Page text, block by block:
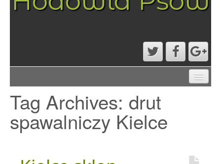
PRZYKŁADOWA STRONA
STRONA GŁÓWNA
Tag Archives: drut
spawalniczy Kielce